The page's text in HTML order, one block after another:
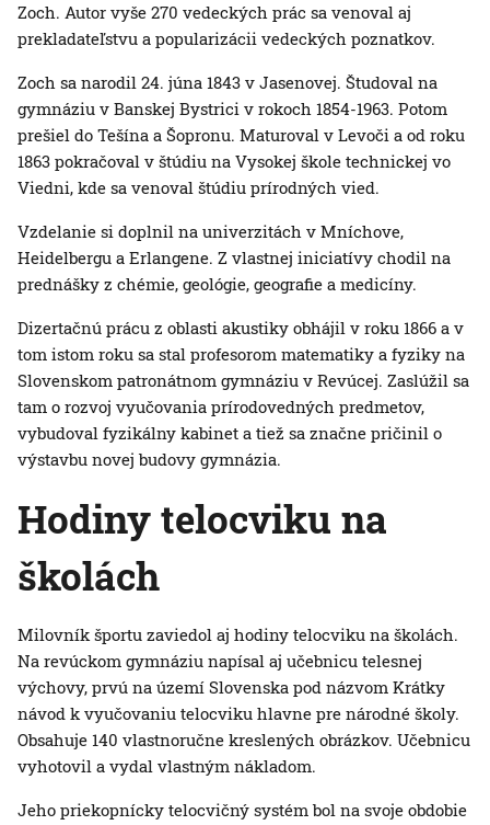
Zoch. Autor vyše 270 vedeckých prác sa venoval aj
prekladateľstvu a popularizácii vedeckých poznatkov.
Zoch sa narodil 24. júna 1843 v Jasenovej. Študoval na
gymnáziu v Banskej Bystrici v rokoch 1854-1963. Potom
prešiel do Tešína a Šopronu. Maturoval v Levoči a od roku
1863 pokračoval v štúdiu na Vysokej škole technickej vo
Viedni, kde sa venoval štúdiu prírodných vied.
Vzdelanie si doplnil na univerzitách v Mníchove,
Heidelbergu a Erlangene. Z vlastnej iniciatívy chodil na
prednášky z chémie, geológie, geografie a medicíny.
Dizertačnú prácu z oblasti akustiky obhájil v roku 1866 a v
tom istom roku sa stal profesorom matematiky a fyziky na
Slovenskom patronátnom gymnáziu v Revúcej. Zaslúžil sa
tam o rozvoj vyučovania prírodovedných predmetov,
vybudoval fyzikálny kabinet a tiež sa značne pričinil o
výstavbu novej budovy gymnázia.
Hodiny telocviku na
školách
Milovník športu zaviedol aj hodiny telocviku na školách.
Na revúckom gymnáziu napísal aj učebnicu telesnej
výchovy, prvú na území Slovenska pod názvom Krátky
návod k vyučovaniu telocviku hlavne pre národné školy.
Obsahuje 140 vlastnoručne kreslených obrázkov. Učebnicu
vyhotovil a vydal vlastným nákladom.
Jeho priekopnícky telocvičný systém bol na svoje obdobie